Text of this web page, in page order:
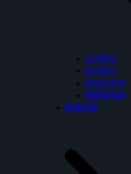
立式便斗
掛式便斗
背給水系列
電眼控制器
龍頭設備